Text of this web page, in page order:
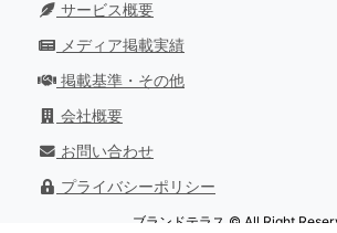
サービス概要
メディア掲載実績
掲載基準・その他
会社概要
お問い合わせ
プライバシーポリシー
ブランドテラス © All Right